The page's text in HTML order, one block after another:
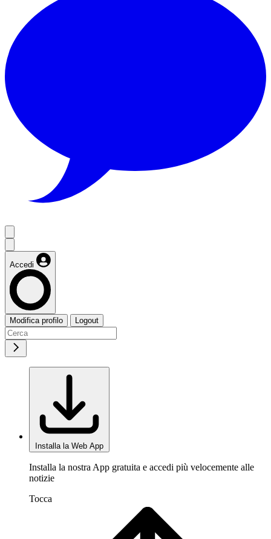
Accedi
Modifica profilo Logout
Installa la Web App
Installa la nostra App gratuita e accedi più velocemente alle
notizie
Tocca